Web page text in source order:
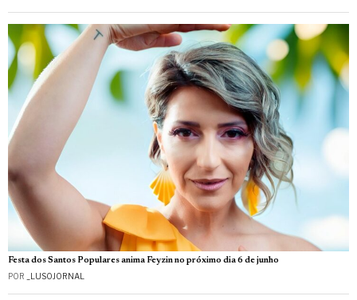
Festa dos Santos Populares anima Feyzin no próximo dia 6 de junho
POR _LUSOJORNAL